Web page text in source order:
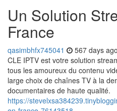
Un Solution
France
qasimbhfx745041 567 days ago
CLE IPTV est votre solution
tous les amoureux du contenu
large choix de chaînes TV à la
documentaires de haute qualité.
https://